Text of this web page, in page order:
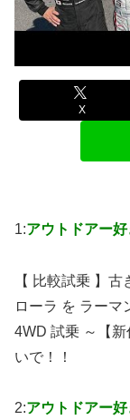
X
1:アウトドアー好
【 比較試乗 】
ローラ を ラーマ
4WD 試乗 ～【
いで！！
2:アウトドアー好